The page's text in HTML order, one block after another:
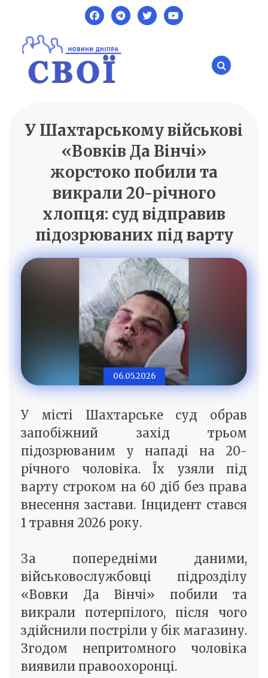
content
SVOI.DP.UA
Новини Дніпра
У Шахтарському військові
«Вовків Да Вінчі»
жорстоко побили та
викрали 20-річного
хлопця: суд відправив
підозрюваних під варту
06.05.2026
У місті Шахтарське суд обрав
запобіжний захід трьом
підозрюваним у нападі на 20-
річного чоловіка. Їх узяли під
варту строком на 60 діб без права
внесення застави. Інцидент стався
1 травня 2026 року.
За попередніми даними,
військовослужбовці підрозділу
«Вовки Да Вінчі» побили та
викрали потерпілого, після чого
здійснили постріли у бік магазину.
Згодом непритомного чоловіка
виявили правоохоронці.